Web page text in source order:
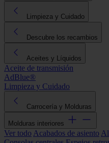
Limpieza y Cuidado
Descubre los recambios
Aceites y Líquidos
Aceite de transmisión
AdBlue®
Limpieza y Cuidado
Carrocería y Molduras
Molduras interiores
Ver todo Acabados de asiento